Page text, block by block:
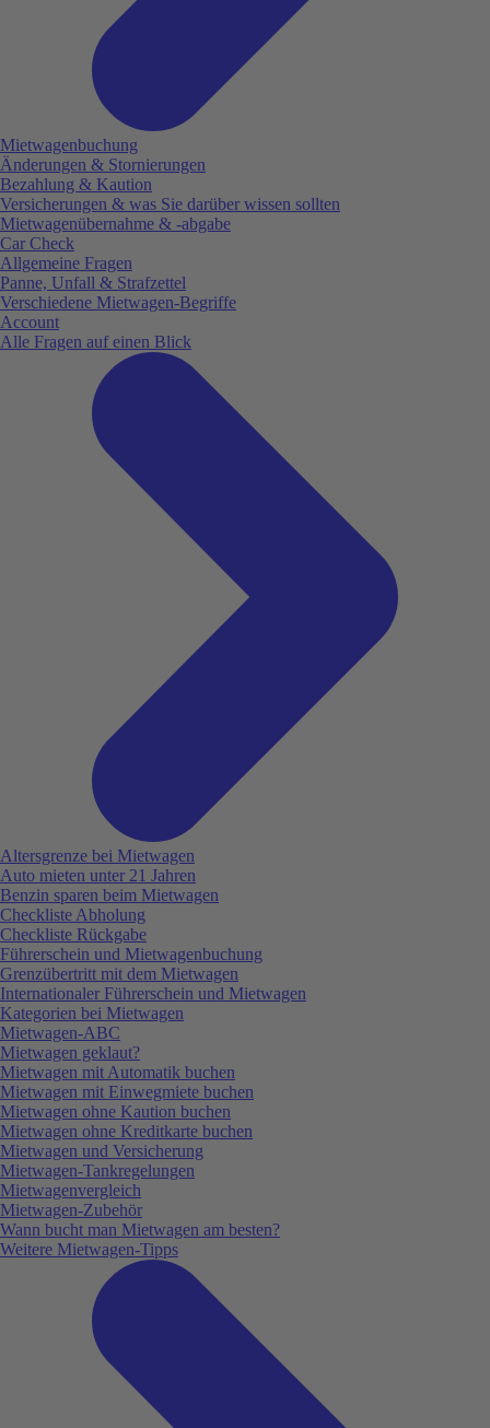
Mietwagenbuchung
Änderungen & Stornierungen
Bezahlung & Kaution
Versicherungen & was Sie darüber wissen sollten
Mietwagenübernahme & -abgabe
Car Check
Allgemeine Fragen
Panne, Unfall & Strafzettel
Verschiedene Mietwagen-Begriffe
Account
Alle Fragen auf einen Blick
Altersgrenze bei Mietwagen
Auto mieten unter 21 Jahren
Benzin sparen beim Mietwagen
Checkliste Abholung
Checkliste Rückgabe
Führerschein und Mietwagenbuchung
Grenzübertritt mit dem Mietwagen
Internationaler Führerschein und Mietwagen
Kategorien bei Mietwagen
Mietwagen-ABC
Mietwagen geklaut?
Mietwagen mit Automatik buchen
Mietwagen mit Einwegmiete buchen
Mietwagen ohne Kaution buchen
Mietwagen ohne Kreditkarte buchen
Mietwagen und Versicherung
Mietwagen-Tankregelungen
Mietwagenvergleich
Mietwagen-Zubehör
Wann bucht man Mietwagen am besten?
Weitere Mietwagen-Tipps